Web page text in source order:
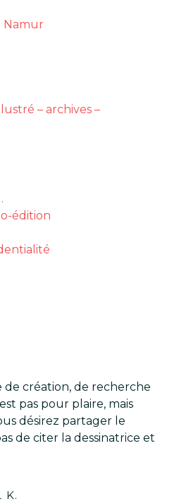
Namur
– archives –
édition
de création, de recherche
pas pour plaire, mais
désirez partager le
de citer la dessinatrice et
K.